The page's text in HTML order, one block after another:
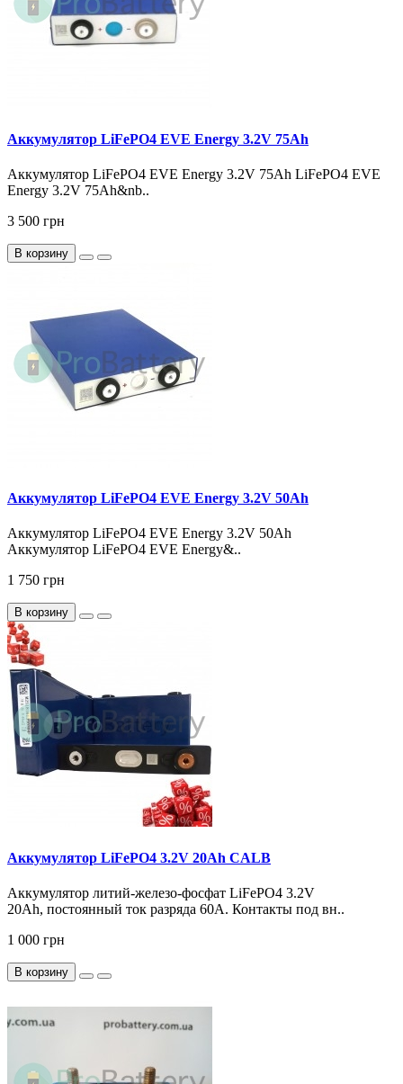
Аккумулятор LiFePO4 EVE Energy 3.2V 75Ah
Аккумулятор LiFePO4 EVE Energy 3.2V 75Ah LiFePO4 EVE
Energy 3.2V 75Ah&nb..
3 500 грн
В корзину
Аккумулятор LiFePO4 EVE Energy 3.2V 50Ah
Аккумулятор LiFePO4 EVE Energy 3.2V 50Ah
Аккумулятор LiFePO4 EVE Energy&..
1 750 грн
В корзину
Аккумулятор LiFePO4 3.2V 20Ah CALB
Аккумулятор литий-железо-фосфат LiFePO4 3.2V
20Ah, постоянный ток разряда 60А. Контакты под вн..
1 000 грн
В корзину